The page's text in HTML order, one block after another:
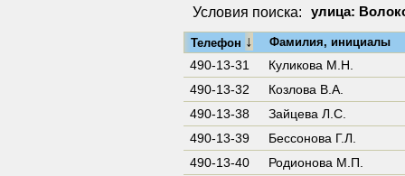
Условия поиска: улица:
Телефон ↓ Фамилия, инициалы
490-13-31
Куликова М.Н.
490-13-32
Козлова В.А.
490-13-38
Зайцева Л.С.
490-13-39
Бессонова Г.Л.
490-13-40
Родионова М.П.